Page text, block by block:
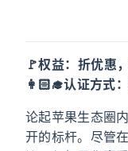
🚩权益：5 折优惠，
👩🏻‍🎓认证方式
论起苹果生态圈
开的标杆。尽管